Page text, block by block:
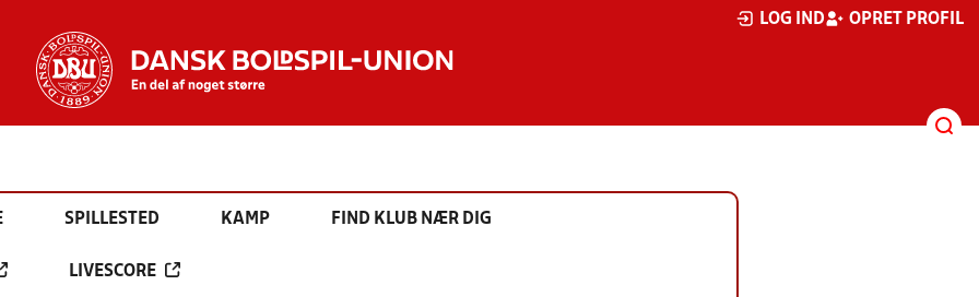
LOG IND OPRET PROFIL
SPILLESTED KAMP FIND KLUB NÆR DIG
LIVESCORE